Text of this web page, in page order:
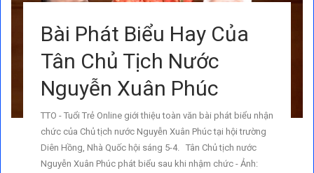
Bài Phát Biểu Hay Của
Tân Chủ Tịch Nước
Nguyễn Xuân Phúc
TTO - Tuổi Trẻ Online giới thiệu toàn văn bài phát biểu nhận
chức của Chủ tịch nước Nguyễn Xuân Phúc tại hội trường
Diên Hồng, Nhà Quốc hội sáng 5-4. Tân Chủ tịch nước
Nguyễn Xuân Phúc phát biểu sau khi nhậm chức - Ảnh: